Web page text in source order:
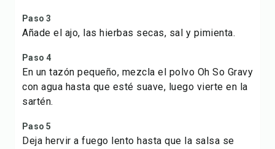
Paso 3
Añade el ajo, las hierbas secas, sal y pimienta.
Paso 4
En un tazón pequeño, mezcla el polvo Oh So Gravy
con agua hasta que esté suave, luego vierte en la
sartén.
Paso 5
Deja hervir a fuego lento hasta que la salsa se